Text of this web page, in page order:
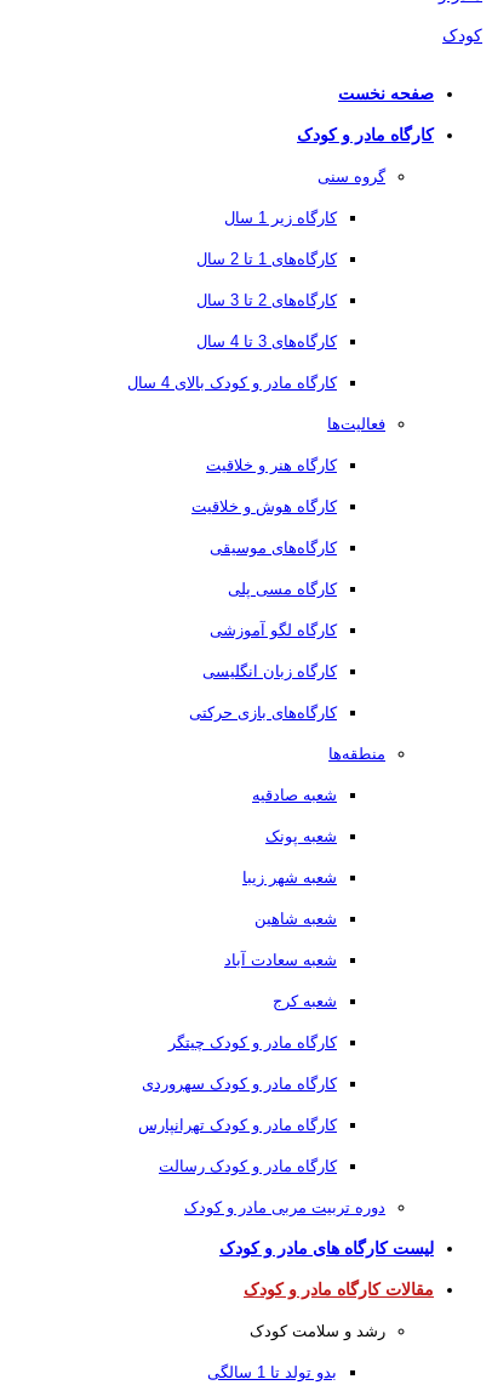
صفحه نخست
کارگاه مادر و کودک
گروه سنی
کارگاه زیر 1 سال
کارگاه‌های 1 تا 2 سال
کارگاه‌های 2 تا 3 سال
کارگاه‌های 3 تا 4 سال
کارگاه مادر و کودک بالای 4 سال
فعالیت‌ها
کارگاه هنر و خلاقیت
کارگاه هوش و خلاقیت
کارگاه‌های موسیقی
کارگاه مسی پلی
کارگاه لگو آموزشی
کارگاه زبان انگلیسی
کارگاه‌های بازی حرکتی
منطقه‌ها
شعبه صادقیه
شعبه پونک
شعبه شهر زیبا
شعبه شاهین
شعبه سعادت آباد
شعبه کرج
کارگاه مادر و کودک چیتگر
کارگاه مادر و کودک سهروردی
کارگاه مادر و کودک تهرانپارس
کارگاه مادر و کودک رسالت
دوره تربیت مربی مادر و کودک
لیست کارگاه های مادر و کودک
مقالات کارگاه مادر و کودک
رشد و سلامت کودک
بدو تولد تا 1 سالگی